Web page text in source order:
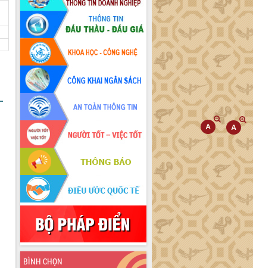
BÌNH CHỌN